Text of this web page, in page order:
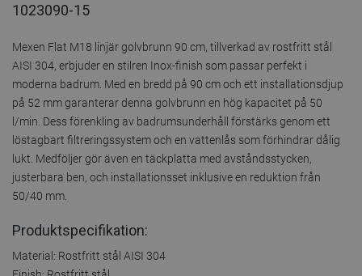
1023090-15
Mexen Flat M18 linjär golvbrunn 90 cm, tillverkad av rostfritt stål
AISI 304, erbjuder en stilren Inox-finish som passar perfekt i
moderna badrum. Med en bredd på 90 cm och ett installationsdjup
på 52 mm garanterar denna golvbrunn en hög kapacitet på 50
l/min. Dess förenkling av badrumsunderhåll förstärks genom ett
löstagbart filtreringssystem och en vattenlås som förhindrar dålig
lukt. Medföljer gör även en täckplatta med avståndsstycken,
justerbara ben, och installationsset inklusive en reduktion från
50/40 mm.
Produktspecifikation:
Material: Rostfritt stål AISI 304